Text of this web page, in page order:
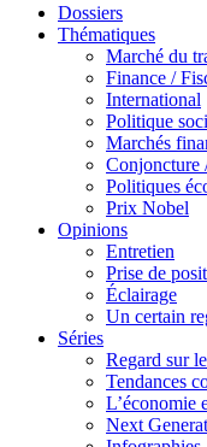
Dossiers
Thématiques
Marché du
Finance /
International
Politique
Marchés
Conjoncture
Politiques
Prix Nobel
Opinions
Entretien
Prise de
Éclairage
Un certain
Séries
Regard sur
Tendances
L’économie
Next